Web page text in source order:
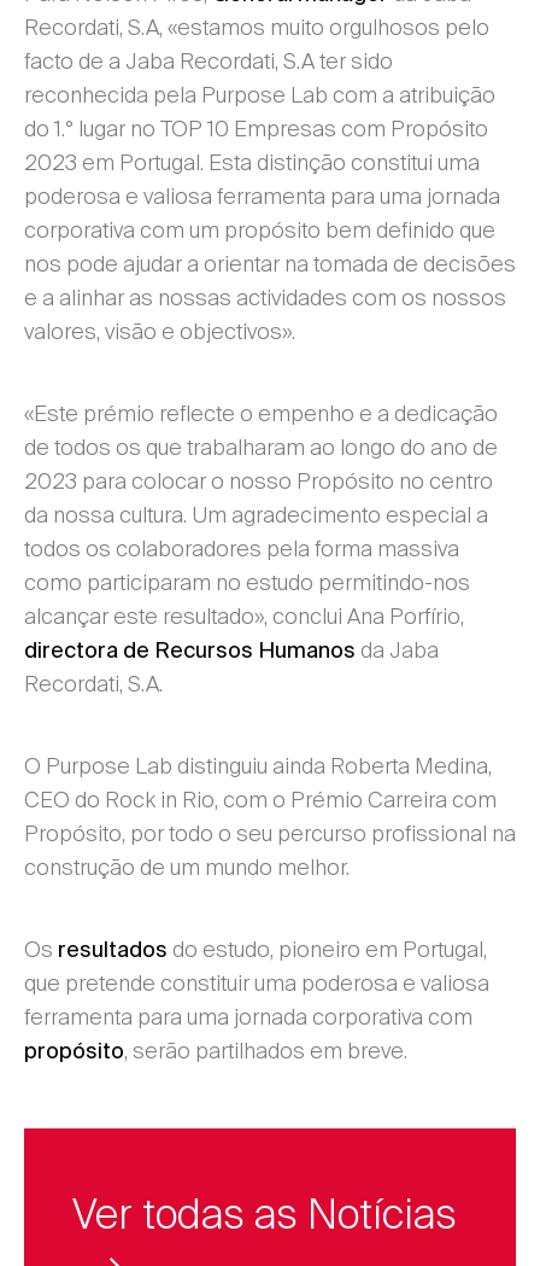
Recordati, S.A, «estamos muito orgulhosos pelo
facto de a Jaba Recordati, S.A ter sido
reconhecida pela Purpose Lab com a atribuição
do 1.° lugar no TOP 10 Empresas com Propósito
2023 em Portugal. Esta distinção constitui uma
poderosa e valiosa ferramenta para uma jornada
corporativa com um propósito bem definido que
nos pode ajudar a orientar na tomada de decisões
e a alinhar as nossas actividades com os nossos
valores, visão e objectivos».
«Este prémio reflecte o empenho e a dedicação
de todos os que trabalharam ao longo do ano de
2023 para colocar o nosso Propósito no centro
da nossa cultura. Um agradecimento especial a
todos os colaboradores pela forma massiva
como participaram no estudo permitindo-nos
alcançar este resultado», conclui Ana Porfírio,
directora de Recursos Humanos da Jaba
Recordati, S.A.
O Purpose Lab distinguiu ainda Roberta Medina,
CEO do Rock in Rio, com o Prémio Carreira com
Propósito, por todo o seu percurso profissional na
construção de um mundo melhor.
Os resultados do estudo, pioneiro em Portugal,
que pretende constituir uma poderosa e valiosa
ferramenta para uma jornada corporativa com
propósito, serão partilhados em breve.
Ver todas as Notícias